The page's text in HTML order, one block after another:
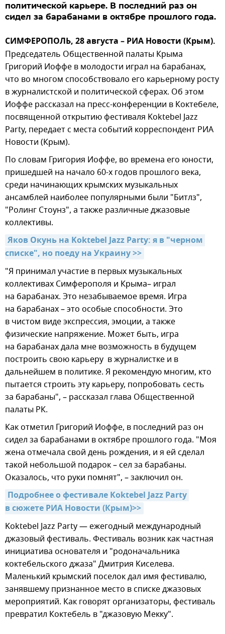
политической карьере. В последний раз он
сидел за барабанами в октябре прошлого года.
СИМФЕРОПОЛЬ, 28 августа – РИА Новости (Крым).
Председатель Общественной палаты Крыма
Григорий Иоффе в молодости играл на барабанах,
что во многом способствовало его карьерному росту
в журналистской и политической сферах. Об этом
Иоффе рассказал на пресс-конференции в Коктебеле,
посвященной открытию фестиваля Koktebel Jazz
Party, передает с места событий корреспондент РИА
Новости (Крым).
По словам Григория Иоффе, во времена его юности,
пришедшей на начало 60-х годов прошлого века,
среди начинающих крымских музыкальных
ансамблей наиболее популярными были "Битлз",
"Ролинг Стоунз", а также различные джазовые
коллективы.
Яков Окунь на Koktebel Jazz Party: я в "черном
списке", но поеду на Украину >>
"Я принимал участие в первых музыкальных
коллективах Симферополя и Крыма– играл
на барабанах. Это незабываемое время. Игра
на барабанах – это особые способности. Это
в чистом виде экспрессия, эмоции, а также
физические напряжение. Может быть, игра
на барабанах дала мне возможность в будущем
построить свою карьеру в журналистке и в
дальнейшем в политике. Я рекомендую многим, кто
пытается строить эту карьеру, попробовать сесть
за барабаны", – рассказал глава Общественной
палаты РК.
Как отметил Григорий Иоффе, в последний раз он
сидел за барабанами в октябре прошлого года. "Моя
жена отмечала свой день рождения, и я ей сделал
такой небольшой подарок – сел за барабаны.
Оказалось, что руки помнят", – заключил он.
Подробнее о фестивале Koktebel Jazz Party
в сюжете РИА Новости (Крым)>>
Koktebel Jazz Party — ежегодный международный
джазовый фестиваль. Фестиваль возник как частная
инициатива основателя и "родоначальника
коктебельского джаза" Дмитрия Киселева.
Маленький крымский поселок дал имя фестивалю,
занявшему признанное место в списке джазовых
мероприятий. Как говорят организаторы, фестиваль
превратил Коктебель в "джазовую Мекку".